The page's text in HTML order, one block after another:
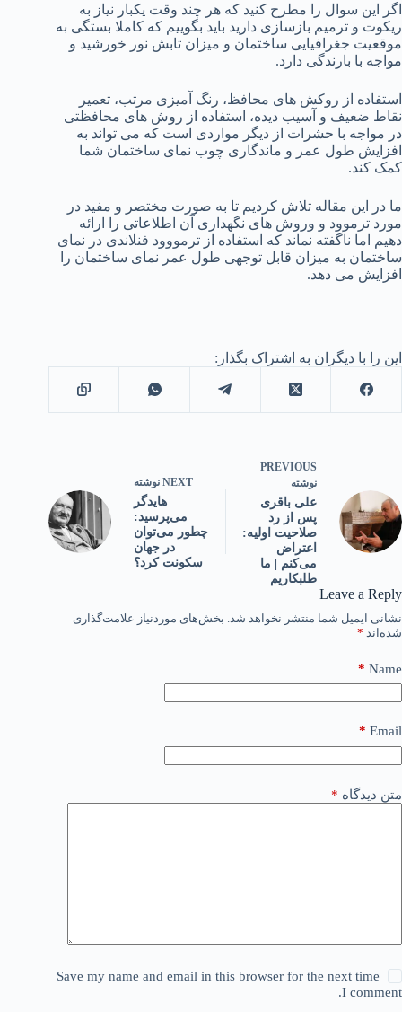
اگر این سوال را مطرح کنید که هر چند وقت یکبار نیاز به
ریکوت و ترمیم بازسازی دارید باید بگوییم که کاملا بستگی به
موقعیت جغرافیایی ساختمان و میزان تابش نور خورشید و
مواجه با بارندگی دارد.
استفاده از روکش های محافظ، رنگ آمیزی مرتب، تعمیر
نقاط ضعیف و آسیب دیده، استفاده از روش های محافظتی
در مواجه با حشرات از دیگر مواردی است که می تواند به
افزایش طول عمر و ماندگاری چوب نمای ساختمان شما
کمک کند.
ما در این مقاله تلاش کردیم تا به صورت مختصر و مفید در
مورد ترموود و وروش های نگهداری آن اطلاعاتی را ارائه
دهیم اما ناگفته نماند که استفاده از ترمووود فنلاندی در نمای
ساختمان به میزان قابل توجهی طول عمر نمای ساختمان را
افزایش می دهد.
این را با دیگران به اشتراک بگذار:
PREVIOUS
نوشته
علی باقری
پس از رد
صلاحیت اولیه:
اعتراض
می‌کنم | ما
طلبکاریم
NEXT نوشته
هایدگر
می‌پرسید:
چطور می‌توان
در جهان
سکونت کرد؟
Leave a Reply
نشانی ایمیل شما منتشر نخواهد شد. بخش‌های موردنیاز علامت‌گذاری
شده‌اند *
Name
*
Email
*
متن دیدگاه *
Save my name and email in this browser for the next time
I comment.